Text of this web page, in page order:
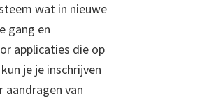
wat in nieuwe
gang en
applicaties die op
je je inschrijven
aandragen van